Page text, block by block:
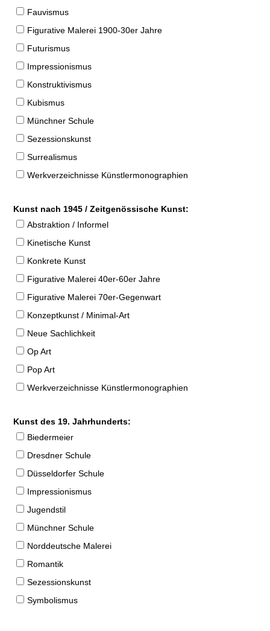
Fauvismus
Figurative Malerei 1900-30er Jahre
Futurismus
Impressionismus
Konstruktivismus
Kubismus
Münchner Schule
Sezessionskunst
Surrealismus
Werkverzeichnisse Künstlermonographien
Kunst nach 1945 / Zeitgenössische Kunst:
Abstraktion / Informel
Kinetische Kunst
Konkrete Kunst
Figurative Malerei 40er-60er Jahre
Figurative Malerei 70er-Gegenwart
Konzeptkunst / Minimal-Art
Neue Sachlichkeit
Op Art
Pop Art
Werkverzeichnisse Künstlermonographien
Kunst des 19. Jahrhunderts:
Biedermeier
Dresdner Schule
Düsseldorfer Schule
Impressionismus
Jugendstil
Münchner Schule
Norddeutsche Malerei
Romantik
Sezessionskunst
Symbolismus